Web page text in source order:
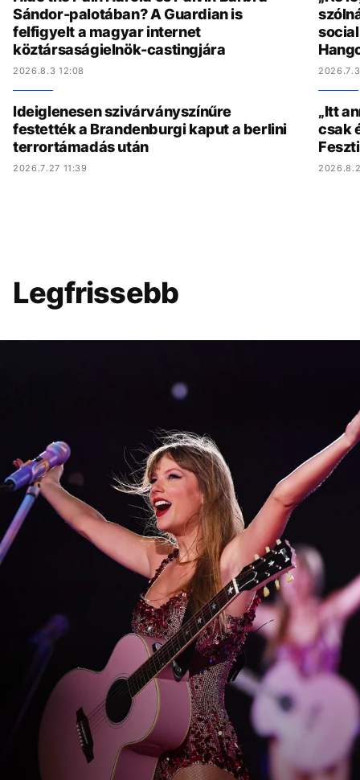
Sándor-palotában? A Guardian is
felfigyelt a magyar internet
köztársaságielnök-castingjára
2026.8.3 12:08
Ideiglenesen szivárványszínűre
festették a Brandenburgi kaput a berlini
terrortámadás után
2026.7.27 11:39
„Itt
csak
Legfrissebb